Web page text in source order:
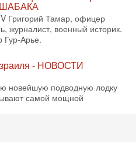
ШАБАКА
Григорий Тамар, офицер
журналист, военный историк.
Гур-Арье.
- НОВОСТИ
новейшую подводную лодку
самой мощной